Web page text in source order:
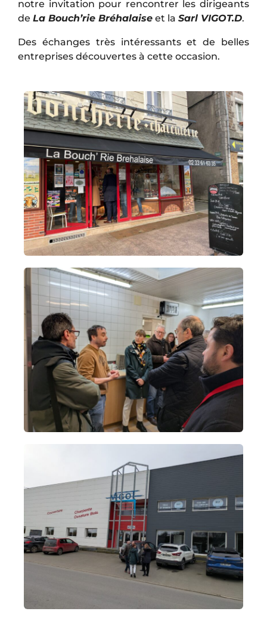
notre invitation pour rencontrer les dirigeants
de La Bouch’rie Bréhalaise et la Sarl VIGOT.D.
Des échanges très intéressants et de belles
entreprises découvertes à cette occasion.